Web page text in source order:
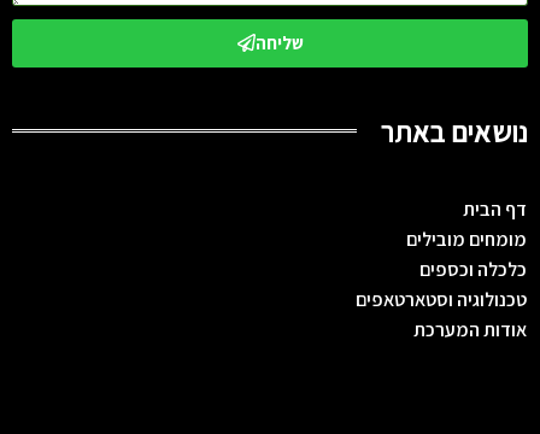
שליחה
נושאים באתר
דף הבית
מומחים מובילים
כלכלה וכספים
טכנולוגיה וסטארטאפים
אודות המערכת